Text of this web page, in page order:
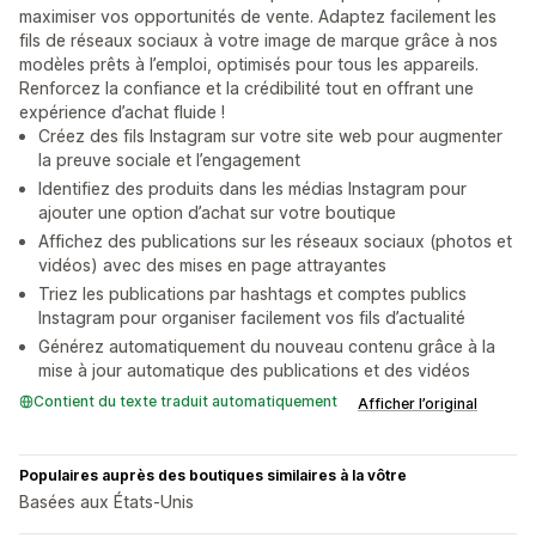
maximiser vos opportunités de vente. Adaptez facilement les
fils de réseaux sociaux à votre image de marque grâce à nos
modèles prêts à l’emploi, optimisés pour tous les appareils.
Renforcez la confiance et la crédibilité tout en offrant une
expérience d’achat fluide !
Créez des fils Instagram sur votre site web pour augmenter
la preuve sociale et l’engagement
Identifiez des produits dans les médias Instagram pour
ajouter une option d’achat sur votre boutique
Affichez des publications sur les réseaux sociaux (photos et
vidéos) avec des mises en page attrayantes
Triez les publications par hashtags et comptes publics
Instagram pour organiser facilement vos fils d’actualité
Générez automatiquement du nouveau contenu grâce à la
mise à jour automatique des publications et des vidéos
Contient du texte traduit automatiquement Afficher l’original
Populaires auprès des boutiques similaires à la vôtre
Basées aux États-Unis